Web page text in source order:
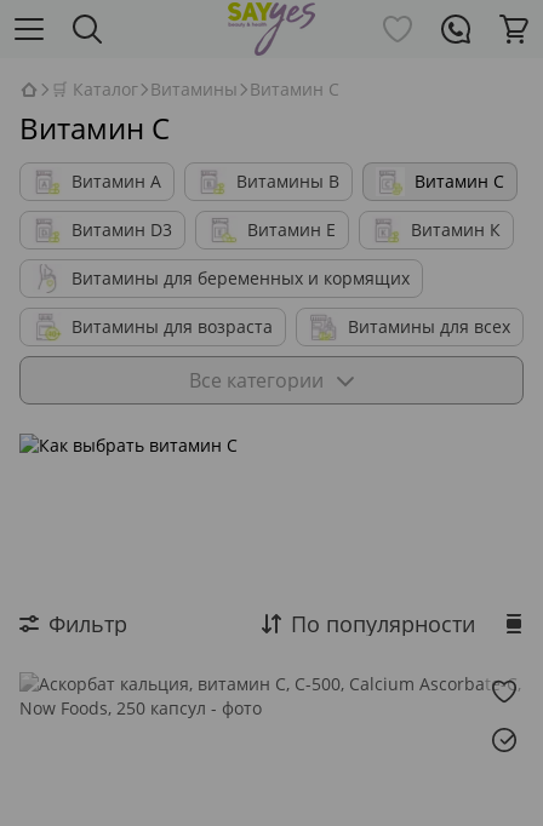
🛒 Каталог Витамины Витамин C
Витамин C
Витамин А Витамины В Витамин C
Витамин D3 Витамин Е Витамин К
Витамины для беременных и кормящих
Витамины для возраста Витамины для всех
Для женщин
Все категории
Фильтр По популярности